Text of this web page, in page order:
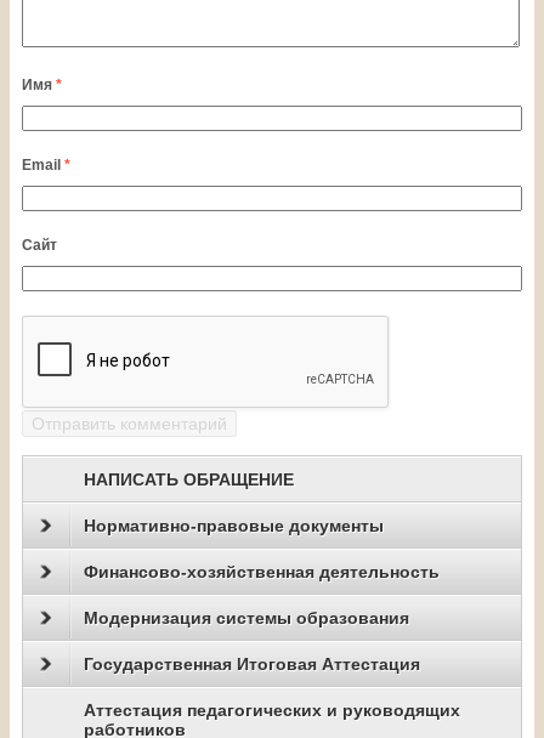
Имя *
Email *
Сайт
НАПИСАТЬ ОБРАЩЕНИЕ
Нормативно-правовые документы
Финансово-хозяйственная деятельность
Модернизация системы образования
Государственная Итоговая Аттестация
Аттестация педагогических и руководящих
работников